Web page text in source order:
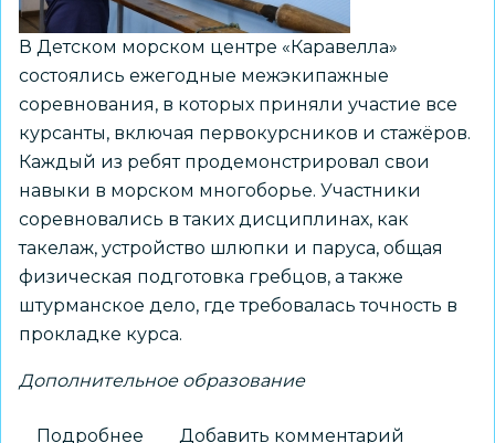
В Детском морском центре «Каравелла»
состоялись ежегодные межэкипажные
соревнования, в которых приняли участие все
курсанты, включая первокурсников и стажёров.
Каждый из ребят продемонстрировал свои
навыки в морском многоборье. Участники
соревновались в таких дисциплинах, как
такелаж, устройство шлюпки и паруса, общая
физическая подготовка гребцов, а также
штурманское дело, где требовалась точность в
прокладке курса.
Дополнительное образование
Подробнее Добавить комментарий